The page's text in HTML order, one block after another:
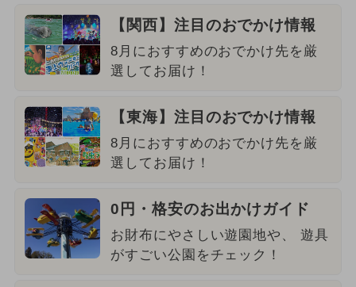
【関西】注目のおでかけ情報
8月におすすめのおでかけ先を厳
選してお届け！
【東海】注目のおでかけ情報
8月におすすめのおでかけ先を厳
選してお届け！
0円・格安のお出かけガイド
お財布にやさしい遊園地や、 遊具
がすごい公園をチェック！